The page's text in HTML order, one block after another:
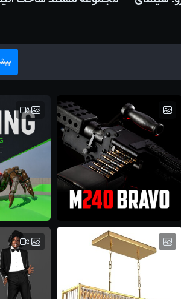
M240 bravo
Ahmad Allahrezaei